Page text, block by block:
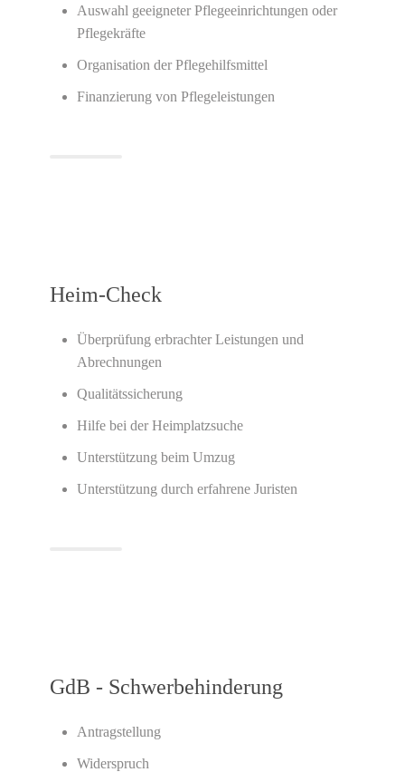
Auswahl geeigneter Pflegeeinrichtungen oder
Pflegekräfte
Organisation der Pflegehilfsmittel
Finanzierung von Pflegeleistungen
Heim-Check
Überprüfung erbrachter Leistungen und
Abrechnungen
Qualitätssicherung
Hilfe bei der Heimplatzsuche
Unterstützung beim Umzug
Unterstützung durch erfahrene Juristen
GdB - Schwerbehinderung
Antragstellung
Widerspruch